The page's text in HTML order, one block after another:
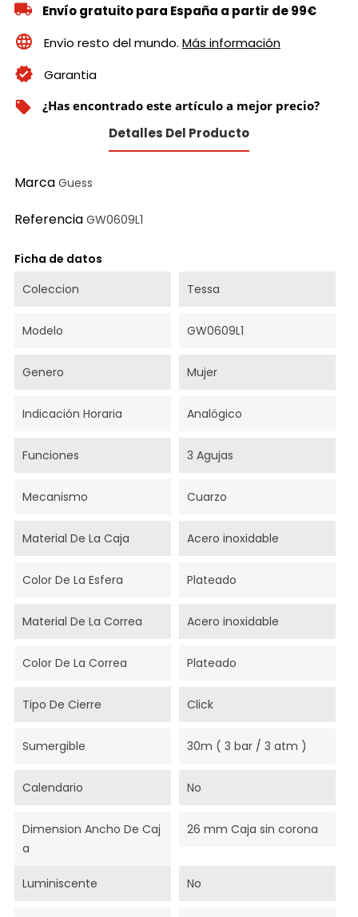
Envío gratuito para España a partir de 99€
Envío resto del mundo. Más información
Garantia
local_offer ¿Has encontrado este artículo a mejor precio?
Detalles Del Producto
Marca Guess
Referencia GW0609L1
Ficha de datos
Coleccion
Tessa
Modelo GW0609L1
Genero Mujer
Indicación Horaria Analógico
Funciones 3 Agujas
Mecanismo Cuarzo
Material De La Caja Acero inoxidable
Color De La Esfera Plateado
Material De La Correa Acero inoxidable
Color De La Correa Plateado
Tipo De Cierre Click
Sumergible 30m ( 3 bar / 3 atm )
Calendario No
Dimension Ancho De Caj
A
26 mm Caja sin corona
Luminiscente No